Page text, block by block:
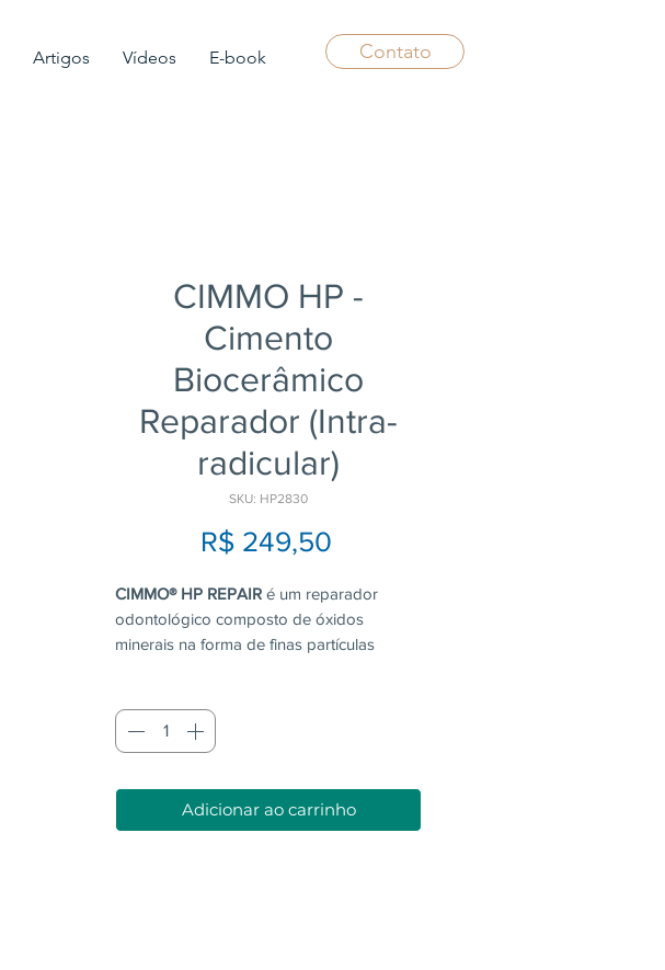
Artigos Vídeos E-book Contato
CIMMO HP -
Cimento
Biocerâmico
Reparador (Intra-
radicular)
SKU: HP2830
R$ 249,50Preço
CIMMO® HP REPAIR é um reparador
odontológico composto de óxidos
minerais na forma de finas partículas
Adicionar ao carrinho